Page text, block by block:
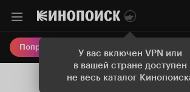
У вас включен VPN или
в вашей стране доступен
не весь каталог
Попробовать Плюс Онлайн-